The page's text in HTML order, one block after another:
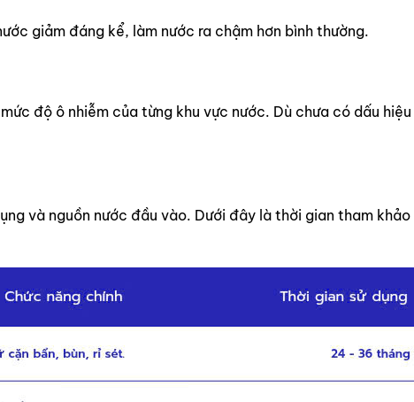
giảm đáng kể, làm nước ra chậm hơn bình thường.
độ ô nhiễm của từng khu vực nước. Dù chưa có dấu hiệu
và nguồn nước đầu vào. Dưới đây là thời gian tham khảo